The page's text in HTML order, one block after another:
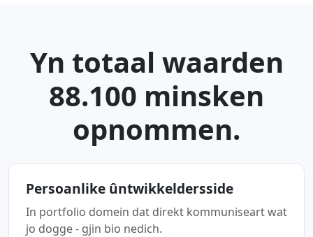
Yn totaal waarden
88.100 minsken
opnommen.
Persoanlike ûntwikkeldersside
In portfolio domein dat direkt kommuniseart wat
jo dogge - gjin bio nedich.